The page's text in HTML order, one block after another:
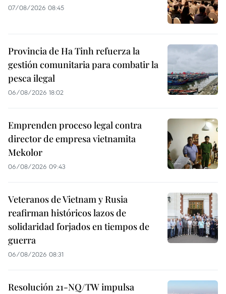
07/08/2026 08:45
Provincia de Ha Tinh refuerza la
gestión comunitaria para combatir la
pesca ilegal
06/08/2026 18:02
Emprenden proceso legal contra
director de empresa vietnamita
Mekolor
06/08/2026 09:43
Veteranos de Vietnam y Rusia
reafirman históricos lazos de
solidaridad forjados en tiempos de
guerra
06/08/2026 08:31
Resolución 21-NQ/TW impulsa